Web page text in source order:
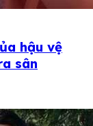
hậu vệ
sân